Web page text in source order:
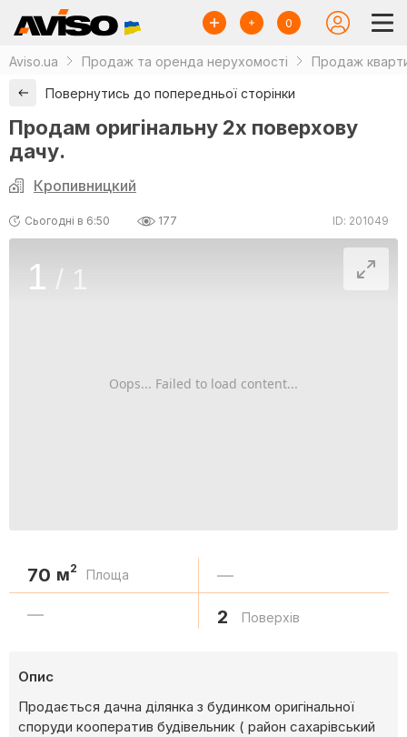
0
Aviso.ua Продаж та оренда нерухомості Продаж
Повернутись до попередньої сторінки
Продам оригінальну 2х поверхову
дачу.
Кропивницкий
Сьогодні в 6:50 177 ID: 201049
Oops... Failed to load content...
1 / 1
70 м2 Площа —
— 2 Поверхів
Опис
Продається дачна ділянка з будинком оригінальної
споруди кооператив будівельник ( район сахарівський